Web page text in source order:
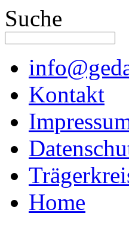
Suche
Kontakt
Home